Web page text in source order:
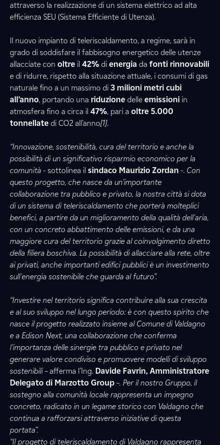
attraverso la realizzazione di un sistema elettrico ad alta
efficienza SEU (Sistema Efficiente di Utenza).
Il nuovo impianto di teleriscaldamento, a regime, sarà in
grado di soddisfare il fabbisogno energetico delle utenze
allacciate con oltre il 42% di energia da fonti rinnovabili
e di ridurre, rispetto alla situazione attuale, i consumi di gas
naturale fino a un massimo di 3 milioni metri cubi
all’anno, portando una riduzione delle emissioni in
atmosfera fino a circa il 47%, pari a oltre 5.000
tonnellate di CO2 all’anno[1].
“Innovazione, sostenibilità, cura del territorio e anche la
possibilità di un significativo risparmio economico per la
comunità - sottolinea il sindaco Maurizio Zordan -. Con
questo progetto, che nasce da un'importante
collaborazione tra pubblico e privato, la nostra città si dota
di un sistema di teleriscaldamento che porterà molteplici
benefici, a partire da un miglioramento della qualità dell'aria,
con un concreto abbattimento delle emissioni, e da una
maggiore cura del territorio grazie al coinvolgimento diretto
della filiera boschiva. La possibilità di allacciare alla rete, oltre
ai privati, anche importanti edifici pubblici è un investimento
sull'energia sostenibile che guarda al futuro”.
“Investire nel territorio significa contribuire alla sua crescita
e al suo sviluppo nel lungo periodo: è con questo spirito che
nasce il progetto realizzato insieme al Comune di Valdagno
e a Edison Next, una collaborazione che conferma
l'importanza delle sinergie tra pubblico e privato nel
generare valore condiviso e promuovere modelli di sviluppo
sostenibili – afferma l’Ing. Davide Favrin, Amministratore
Delegato di Marzotto Group –. Per il nostro Gruppo, il
sostegno alla comunità locale rappresenta un impegno
concreto, radicato in un legame storico con Valdagno che
continua a rafforzarsi attraverso iniziative di questa
portata”.
“Il progetto di teleriscaldamento di Valdagno rappresenta